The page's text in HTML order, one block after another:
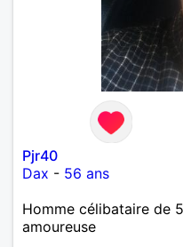
Pjr40
Dax - 56 ans
Homme célibataire de
amoureuse